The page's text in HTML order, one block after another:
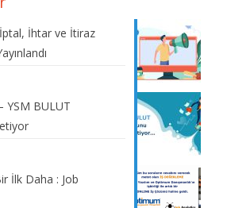
İhtar ve İtiraz
YSM BULUT
İlk Daha : Job